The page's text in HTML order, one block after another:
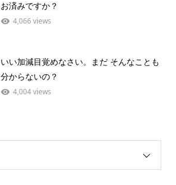
お済みですか？
4,066 views
いい加減目覚めなさい。まだ そんなことも
分からないの？
4,004 views